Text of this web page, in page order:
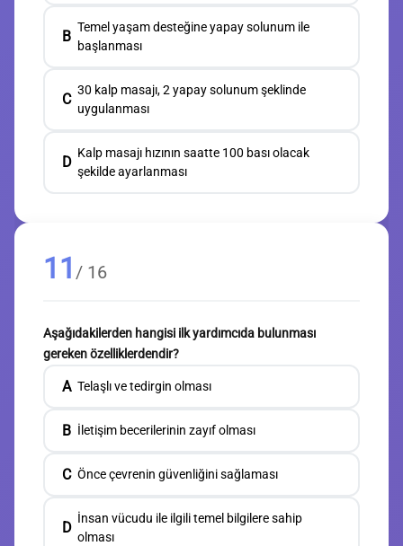
B
Temel yaşam desteğine yapay solunum ile
başlanması
C
30 kalp masajı, 2 yapay solunum şeklinde
uygulanması
D
Kalp masajı hızının saatte 100 bası olacak
şekilde ayarlanması
11 / 16
Aşağıdakilerden hangisi ilk yardımcıda bulunması
gereken özelliklerdendir?
A Telaşlı ve tedirgin olması
B İletişim becerilerinin zayıf olması
C Önce çevrenin güvenliğini sağlaması
D
İnsan vücudu ile ilgili temel bilgilere sahip
olması